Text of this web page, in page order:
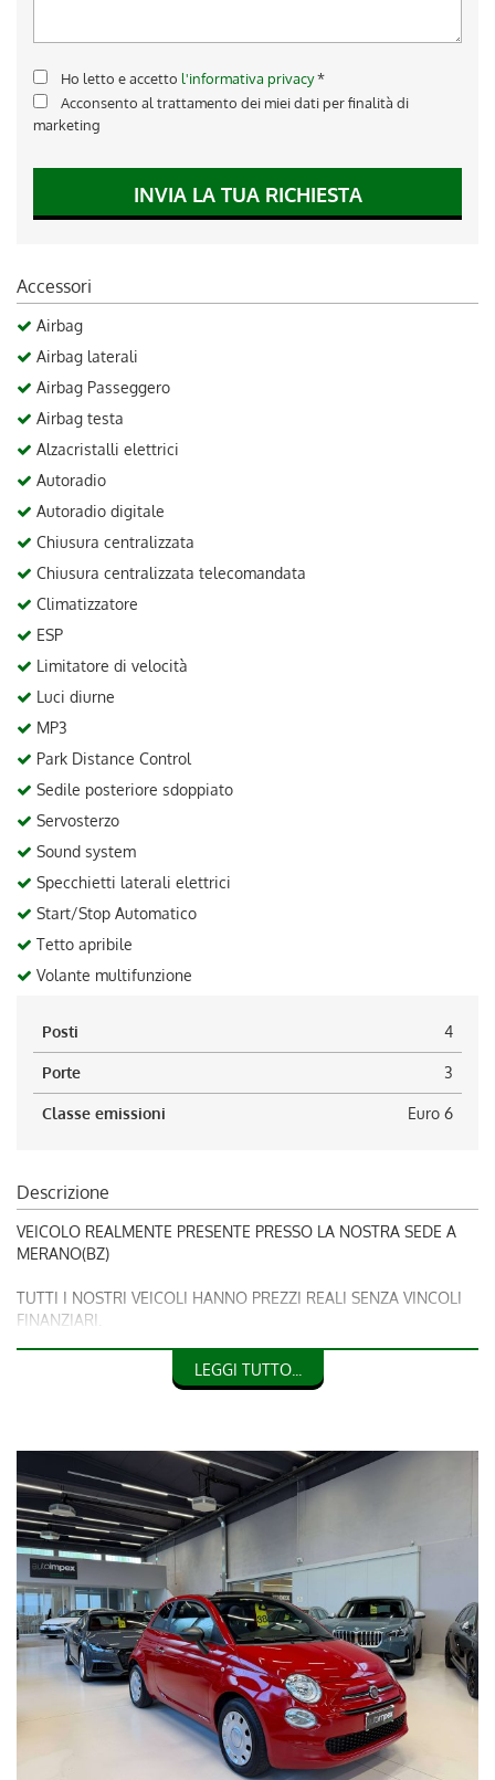
Ho letto e accetto l'informativa privacy*
Acconsento al trattamento dei miei dati per finalità di
marketing
INVIA LA TUA RICHIESTA
Accessori
Airbag
Airbag laterali
Airbag Passeggero
Airbag testa
Alzacristalli elettrici
Autoradio
Autoradio digitale
Chiusura centralizzata
Chiusura centralizzata telecomandata
Climatizzatore
ESP
Limitatore di velocità
Luci diurne
MP3
Park Distance Control
Sedile posteriore sdoppiato
Servosterzo
Sound system
Specchietti laterali elettrici
Start/Stop Automatico
Tetto apribile
Volante multifunzione
Posti 4
Porte 3
Classe emissioni Euro 6
Descrizione
VEICOLO REALMENTE PRESENTE PRESSO LA NOSTRA SEDE A
MERANO(BZ)
TUTTI I NOSTRI VEICOLI HANNO PREZZI REALI SENZA VINCOLI
FINANZIARI.
OFFRIAMO LA POSSIBILITA’ DI UNA CONSULENZA
VETTURA NAZIONALE, UNICO PROPRIETARIO PRECEDENTE,
GARANZIA 12 MESI ,IN OTTIMO STATO , KM GARANTITI , MAI
INCIDENTATA, WIR SPRECHEN DEUTSCH, WE SPEAK ENGLISH.
RISERVA DI INTERVENDITA E/O ERRORI DI SCRITTURA
IL TEAM DI AUTOIMPEX È LIETO DI DARVI IL BENVENUTO
PRESSO LA SEDE A MERANO IN VIA ALOIS KUPERION 2-4
VISITATE IL NOSTRO SITO WWW.AUTOIMPEX.IT *
PER QUESTA VETTURA IN OGGETTO CONTATTARE SIG DANIEL
389-544-5355
FIAT 500C 1.0 HYBRID CULT
LEGGI TUTTO...